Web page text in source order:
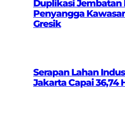
Duplikasi Jembatan
Penyangga
Gresik
Serapan Lahan
Jakarta Capai 36,74